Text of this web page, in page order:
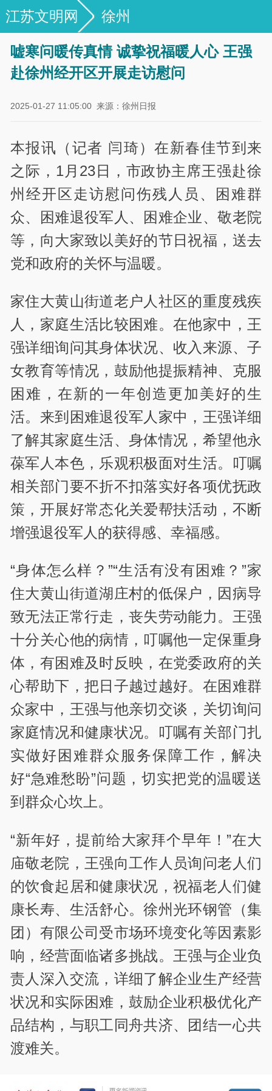
江苏文明网 徐州
嘘寒问暖传真情 诚挚祝福暖人心 王强
赴徐州经开区开展走访慰问
2025-01-27 11:05:00 来源：徐州日报
本报讯（记者 闫琦）在新春佳节到来
之际，1月23日，市政协主席王强赴徐
州经开区走访慰问伤残人员、困难群
众、困难退役军人、困难企业、敬老院
等，向大家致以美好的节日祝福，送去
党和政府的关怀与温暖。
家住大黄山街道老户人社区的重度残疾
人，家庭生活比较困难。在他家中，王
强详细询问其身体状况、收入来源、子
女教育等情况，鼓励他提振精神、克服
困难，在新的一年创造更加美好的生
活。来到困难退役军人家中，王强详细
了解其家庭生活、身体情况，希望他永
葆军人本色，乐观积极面对生活。叮嘱
相关部门要不折不扣落实好各项优抚政
策，开展好常态化关爱帮扶活动，不断
增强退役军人的获得感、幸福感。
“身体怎么样？”“生活有没有困难？”家
住大黄山街道湖庄村的低保户，因病导
致无法正常行走，丧失劳动能力。王强
十分关心他的病情，叮嘱他一定保重身
体，有困难及时反映，在党委政府的关
心帮助下，把日子越过越好。在困难群
众家中，王强与他亲切交谈，关切询问
家庭情况和健康状况。叮嘱有关部门扎
实做好困难群众服务保障工作，解决
好“急难愁盼”问题，切实把党的温暖送
到群众心坎上。
“新年好，提前给大家拜个早年！”在大
庙敬老院，王强向工作人员询问老人们
的饮食起居和健康状况，祝福老人们健
康长寿、生活舒心。徐州光环钢管（集
团）有限公司受市场环境变化等因素影
响，经营面临诸多挑战。王强与企业负
责人深入交流，详细了解企业生产经营
状况和实际困难，鼓励企业积极优化产
品结构，与职工同舟共济、团结一心共
渡难关。